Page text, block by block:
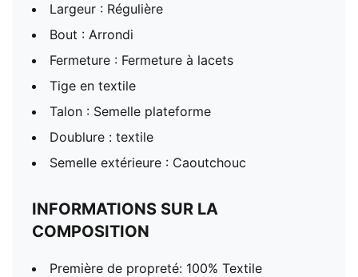
Largeur : Régulière
Bout : Arrondi
Fermeture : Fermeture à lacets
Tige en textile
Talon : Semelle plateforme
Doublure : textile
Semelle extérieure : Caoutchouc
INFORMATIONS SUR LA
COMPOSITION
Première de propreté: 100% Textile